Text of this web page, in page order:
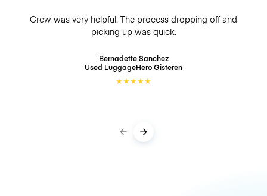
Crew was very helpful. The process dropping off and
picking up was quick.
Bernadette Sanchez
Used LuggageHeroGisteren
★★★★★